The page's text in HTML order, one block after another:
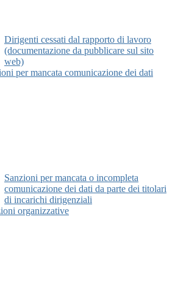
Dirigenti cessati dal rapporto di lavoro
(documentazione da pubblicare sul sito
web)
per mancata comunicazione dei dati
Sanzioni per mancata o incompleta
comunicazione dei dati da parte dei titolari
di incarichi dirigenziali
organizzative